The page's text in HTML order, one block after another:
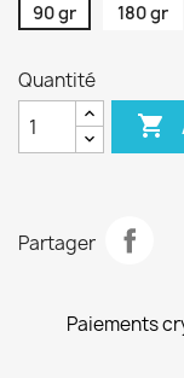
90 gr 180 gr
Quantité

Partager
Paiements